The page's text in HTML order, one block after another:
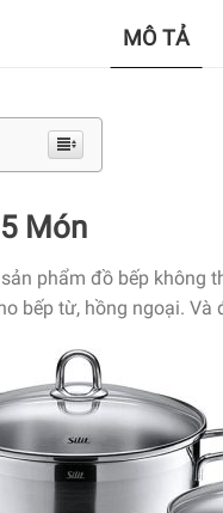
MÔ TẢ
Món
phẩm đồ bếp không
bếp từ, hồng ngoại.